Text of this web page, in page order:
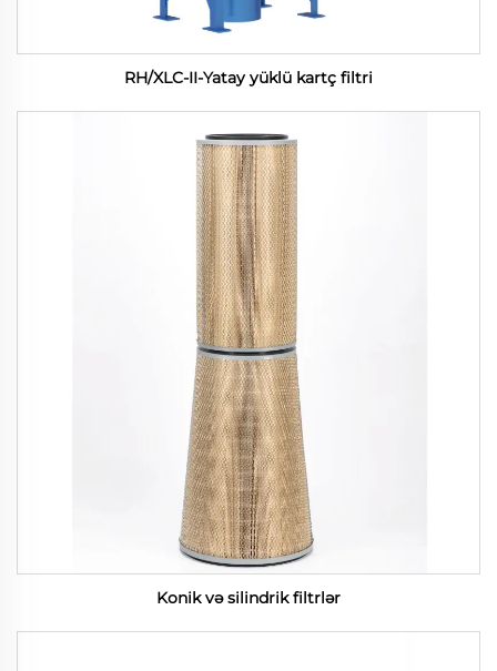
RH/XLC-II-Yatay yüklü kartç filtri
Konik və silindrik filtrlər